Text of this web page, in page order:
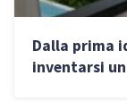
Dalla prima
inventarsi